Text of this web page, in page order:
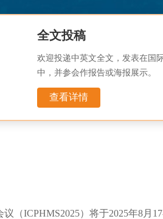
全文投稿
欢迎投递中英文全文，发表在国
中，并参会作报告或海报展示。
查看详情
（ICPHMS2025）将于2025年8月